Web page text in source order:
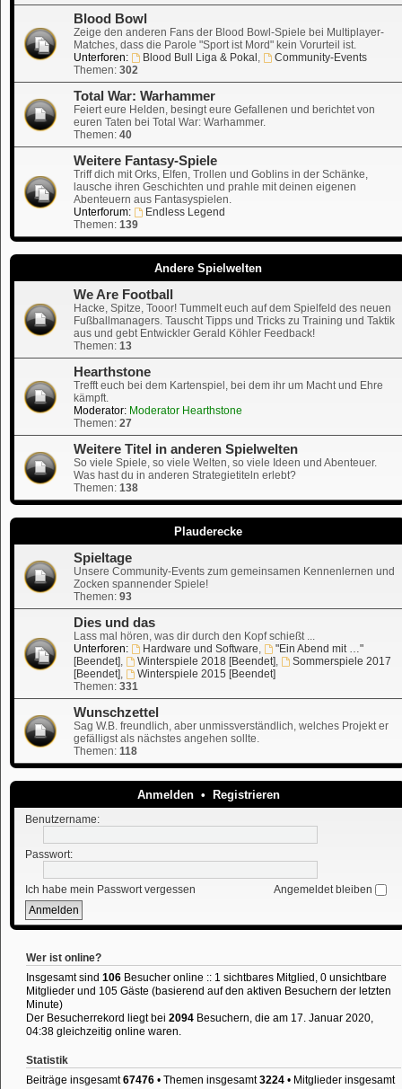
Blood Bowl
Zeige den anderen Fans der Blood Bowl-Spiele bei Multiplayer-
Matches, dass die Parole "Sport ist Mord" kein Vorurteil ist.
Unterforen:
Blood Bull Liga & Pokal,
Community-Events
Themen: 302
Total War: Warhammer
Feiert eure Helden, besingt eure Gefallenen und berichtet von
euren Taten bei Total War: Warhammer.
Themen: 40
Weitere Fantasy-Spiele
Triff dich mit Orks, Elfen, Trollen und Goblins in der Schänke,
lausche ihren Geschichten und prahle mit deinen eigenen
Abenteuern aus Fantasyspielen.
Unterforum:
Endless Legend
Themen: 139
Andere Spielwelten
We Are Football
Hacke, Spitze, Tooor! Tummelt euch auf dem Spielfeld des neuen
Fußballmanagers. Tauscht Tipps und Tricks zu Training und Taktik
aus und gebt Entwickler Gerald Köhler Feedback!
Themen: 13
Hearthstone
Trefft euch bei dem Kartenspiel, bei dem ihr um Macht und Ehre
kämpft.
Moderator: Moderator Hearthstone
Themen: 27
Weitere Titel in anderen Spielwelten
So viele Spiele, so viele Welten, so viele Ideen und Abenteuer.
Was hast du in anderen Strategietiteln erlebt?
Themen: 138
Plauderecke
Spieltage
Unsere Community-Events zum gemeinsamen Kennenlernen und
Zocken spannender Spiele!
Themen: 93
Dies und das
Lass mal hören, was dir durch den Kopf schießt ...
Unterforen:
Hardware und Software,
"Ein Abend mit …"
[Beendet], Winterspiele 2018 [Beendet],
Sommerspiele 2017
[Beendet],
Winterspiele 2015 [Beendet]
Themen: 331
Wunschzettel
Sag W.B. freundlich, aber unmissverständlich, welches Projekt er
gefälligst als nächstes angehen sollte.
Themen: 118
Anmelden• Registrieren
Benutzername:
Passwort:
Ich habe mein Passwort vergessen Angemeldet bleiben
Wer ist online?
Insgesamt sind 106 Besucher online :: 1 sichtbares Mitglied, 0 unsichtbare
Mitglieder und 105 Gäste (basierend auf den aktiven Besuchern der letzten
Minute)
Der Besucherrekord liegt bei 2094 Besuchern, die am 17. Januar 2020,
04:38 gleichzeitig online waren.
Statistik
Beiträge insgesamt67476 • Themen insgesamt3224 • Mitglieder insgesamt